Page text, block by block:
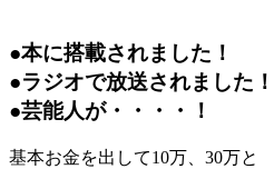
●本に搭載されました！
●ラジオで放送されました！
●芸能人が・・・・！
基本お金を出して10万、30万と